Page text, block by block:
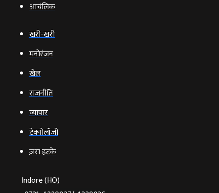
आचंलिक
खरी-खरी
मनोरंजन
खेल
राजनीति
व्‍यापार
टेक्‍नोलॉजी
ज़रा हटके
Indore (HO)